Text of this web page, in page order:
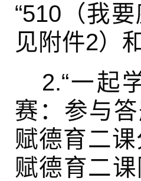
“510（我
见附件2）
2.“一起
赛：参与
赋德育二
赋德育二